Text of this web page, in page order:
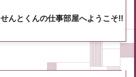
せんとくんの仕事部屋へようこそ!!